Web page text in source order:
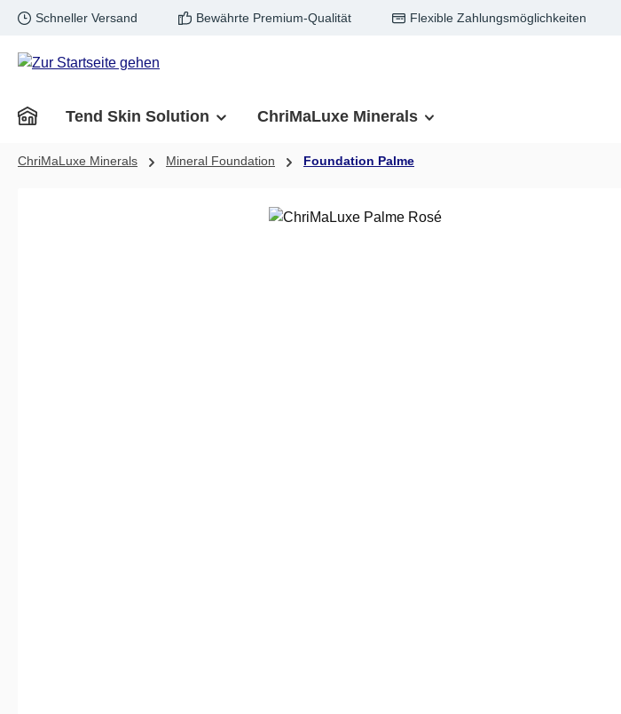
Hauptinhalt springen
Zur Suche springen
Zur Hauptnavigation springen
Schneller Versand Bewährte Premium-Qualität Flexible Zahlungsmöglichkeiten
Tend Skin Solution ChriMaLuxe Minerals
ChriMaLuxe Minerals Mineral Foundation Foundation Palme